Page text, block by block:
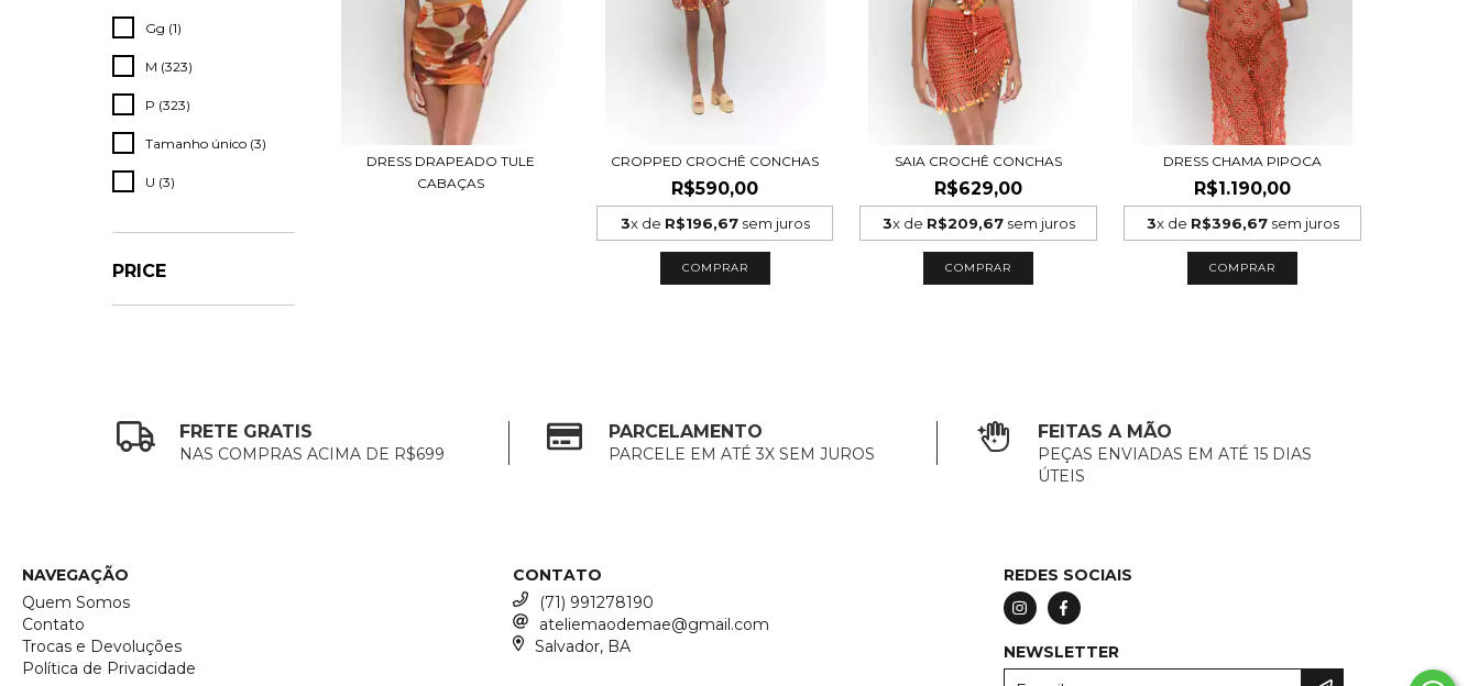
Gg (1)
M (323)
P (323)
Tamanho único (3)
U (3)
PRICE
DRESS DRAPEADO TULE
CABAÇAS
CROPPED CROCHÊ CONCHAS
R$590,00
3x de R$196,67sem juros
COMPRAR
SAIA CROCHÊ CONCHAS
R$629,00
3x de R$209,67sem juros
COMPRAR
DRESS CHAMA PIPOCA
R$1.190,00
3x de R$396,67sem juros
COMPRAR
FRETE GRATIS
NAS COMPRAS ACIMA DE R$699
PARCELAMENTO
PARCELE EM ATÉ 3X SEM JUROS
FEITAS A MÃO
PEÇAS ENVIADAS EM ATÉ 15 DIAS
ÚTEIS
NAVEGAÇÃO
Quem Somos
Contato
Trocas e Devoluções
Política de Privacidade
CONTATO
(71) 991278190
ateliemaodemae@gmail.com
Salvador, BA
REDES SOCIAIS
NEWSLETTER